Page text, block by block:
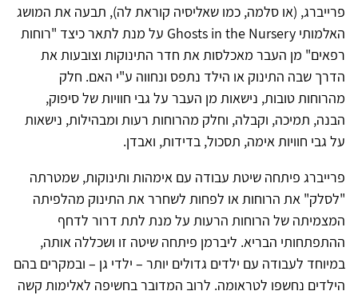
פרייברג, (או סלמה, כמו שאליסיה קוראת לה), תבעה את המושג
האלמותי Ghosts in the Nursery על מנת לתאר כיצד "רוחות
רפאים" מן העבר מאכלסות את חדר התינוקות וצובעות את
הדרך שבה התינוק או הילד נתפס ונחווה ע"י האם. חלק
מהרוחות טובות, נישאות מן העבר על גבי חוויות של סיפוק,
הבנה, תמיכה, וקבלה, וחלק מהרוחות רעות ומבהילות, נישאות
על גבי חוויות אימה, תסכול, בדידות, ואבדן.
פרייברג פיתחה שיטת עבודה עם אימהות ותינוקות, שמטרתה
"לסלק" את הרוחות או לפחות לשחרר את התינוק מהלפיתה
המצמיתה של הרוחות הרעות על מנת לתת דרור לדחף
ההתפתחותי הבריא. ליברמן פיתחה שיטה זו ושכללה אותה,
במיוחד לעבודה עם ילדים גדולים יותר – ילדי גן – ובמקרים בהם
הילדים נחשפו לטראומה. לרוב המדובר בחשיפה לאלימות קשה